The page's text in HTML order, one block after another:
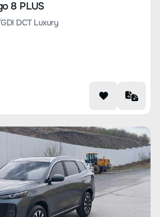
8 PLUS
DCT Luxury